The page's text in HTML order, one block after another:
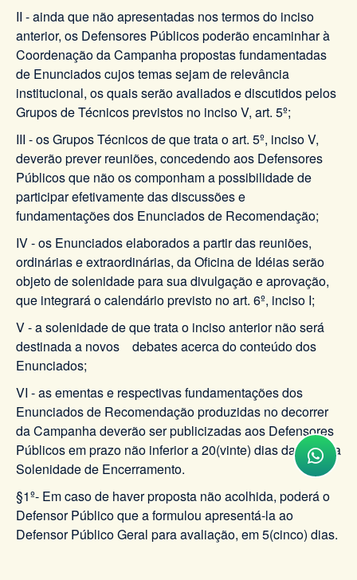
II - ainda que não apresentadas nos termos do inciso
anterior, os Defensores Públicos poderão encaminhar à
Coordenação da Campanha propostas fundamentadas
de Enunciados cujos temas sejam de relevância
institucional, os quais serão avaliados e discutidos pelos
Grupos de Técnicos previstos no inciso V, art. 5º;
III - os Grupos Técnicos de que trata o art. 5º, inciso V,
deverão prever reuniões, concedendo aos Defensores
Públicos que não os componham a possibilidade de
participar efetivamente das discussões e
fundamentações dos Enunciados de Recomendação;
IV - os Enunciados elaborados a partir das reuniões,
ordinárias e extraordinárias, da Oficina de Idéias serão
objeto de solenidade para sua divulgação e aprovação,
que integrará o calendário previsto no art. 6º, inciso I;
V - a solenidade de que trata o inciso anterior não será
destinada a novos debates acerca do conteúdo dos
Enunciados;
VI - as ementas e respectivas fundamentações dos
Enunciados de Recomendação produzidas no decorrer
da Campanha deverão ser publicizadas aos Defensores
Públicos em prazo não inferior a 20(vinte) dias da data da
Solenidade de Encerramento.
§1º- Em caso de haver proposta não acolhida, poderá o
Defensor Público que a formulou apresentá-la ao
Defensor Público Geral para avaliação, em 5(cinco) dias.